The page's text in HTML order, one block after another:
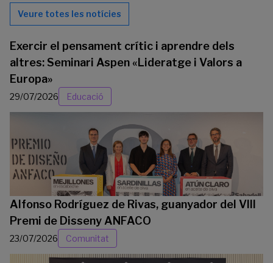
Veure totes les notícies
Exercir el pensament crític i aprendre dels
altres: Seminari Aspen «Lideratge i Valors a
Europa»
29/07/2026 Educació
Alfonso Rodríguez de Rivas, guanyador del VIII
Premi de Disseny ANFACO
23/07/2026 Comunitat